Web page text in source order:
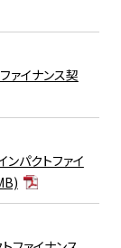
ァイナンス契
ンパクトファイ